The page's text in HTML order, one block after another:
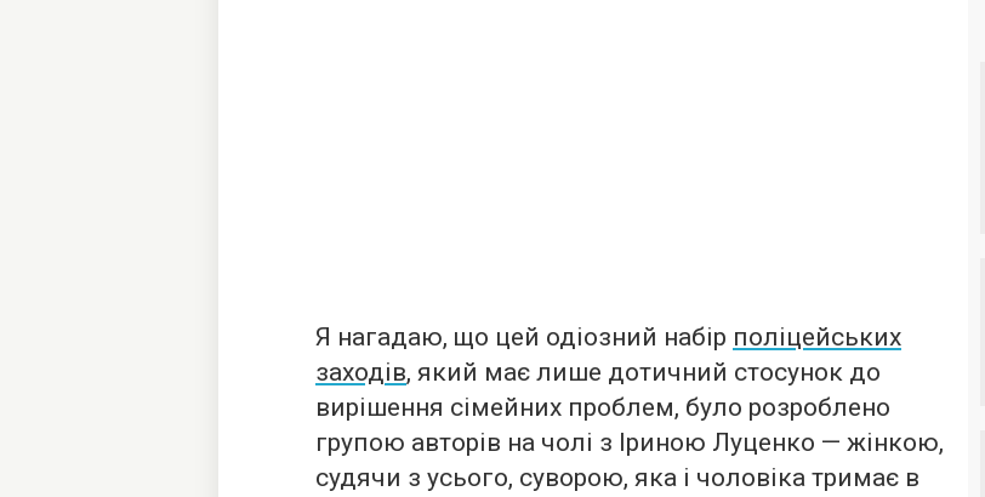
Я нагадаю, що цей одіозний набір поліцейських
заходів, який має лише дотичний стосунок до
вирішення сімейних проблем, було розроблено
групою авторів на чолі з Іриною Луценко — жінкою,
судячи з усього, суворою, яка і чоловіка тримає в